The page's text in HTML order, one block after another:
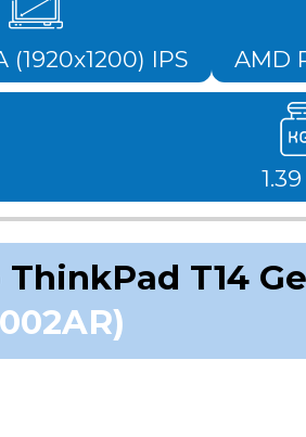
(1920x1200) IPS AMD
T14